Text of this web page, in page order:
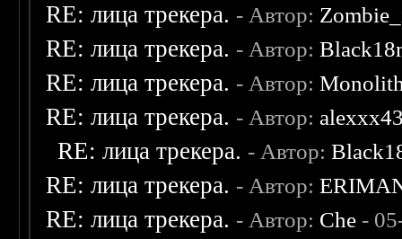
RE: лица трекера. - Автор:
RE: лица трекера. - Автор:
RE: лица трекера. - Автор:
RE: лица трекера. - Автор:
RE: лица трекера. - Автор:
RE: лица трекера. - Автор:
RE: лица трекера. - Автор: Che -